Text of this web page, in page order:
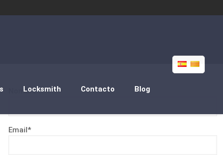
Locksmith Contacto Blog
Nombre*
Email*